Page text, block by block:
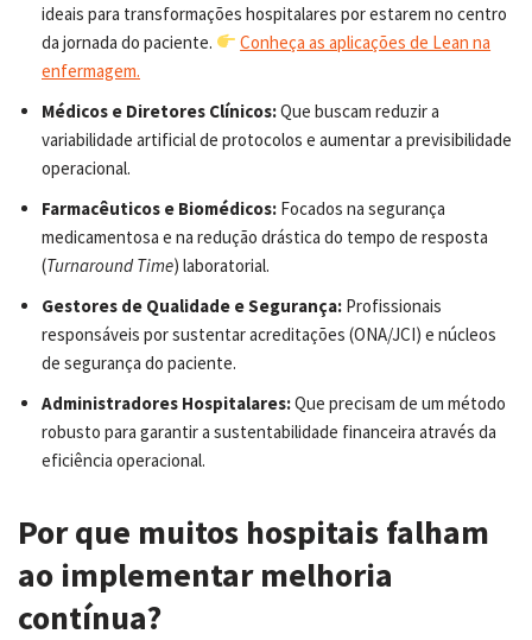
ideais para transformações hospitalares por estarem no centro
da jornada do paciente.
Conheça as aplicações de Lean na
enfermagem.
Médicos e Diretores Clínicos:Que buscam reduzir a
variabilidade artificial de protocolos e aumentar a previsibilidade
operacional.
Farmacêuticos e Biomédicos: Focados na segurança
medicamentosa e na redução drástica do tempo de resposta
(Turnaround Time) laboratorial.
Gestores de Qualidade e Segurança: Profissionais
responsáveis por sustentar acreditações (ONA/JCI) e núcleos
de segurança do paciente.
Administradores Hospitalares:Que precisam de um método
robusto para garantir a sustentabilidade financeira através da
eficiência operacional.
Por que muitos hospitais falham
ao implementar melhoria
contínua?